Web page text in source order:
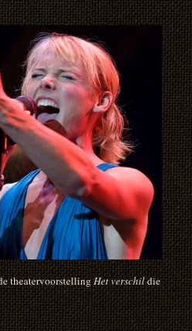
theatervoorstelling Het verschildie